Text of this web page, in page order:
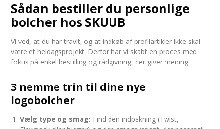
Sådan bestiller du personlige
bolcher hos SKUUB
Vi ved, at du har travlt, og at indkøb af profilartikler ikke skal
være et heldagsprojekt. Derfor har vi skabt en proces med
fokus på enkel bestilling og rådgivning, der giver mening.
3 nemme trin til dine nye
logobolcher
Vælg type og smag: Find den indpakning (Twist,